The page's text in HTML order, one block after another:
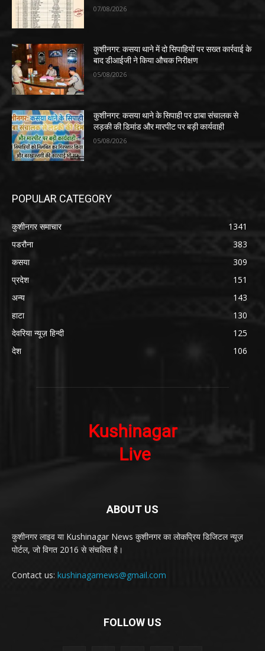
07/08/2026
कुशीनगर: कसया थाने में दो सिपाहियों पर सख्त कार्रवाई के
बाद डीआईजी ने किया औचक निरीक्षण
05/08/2026
कुशीनगर: कसया थाने के सिपाही पर ढाबा संचालक से
लड़की की डिमांड और मारपीट पर बड़ी कार्यवाही
05/08/2026
POPULAR CATEGORY
कुशीनगर समाचार
1341
पडरौना
383
कसया
309
प्रदेश
151
अन्य
143
हाटा
130
देवरिया न्यूज़ हिन्दी
125
देश
106
ABOUT US
कुशीनगर लाइव या Kushinagar News कुशीनगर का लोकप्रिय डिजिटल न्यूज़
पोर्टल, जो विगत 2016 से संचलित है।
Contact us: kushinagarnews@gmail.com
FOLLOW US